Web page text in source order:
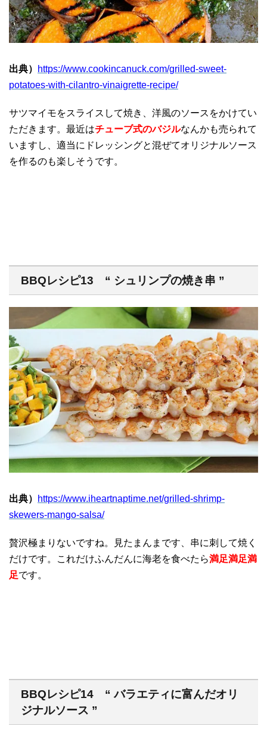
出典）
https://www.cookincanuck.com/grilled-sweet-
potatoes-with-cilantro-vinaigrette-recipe/
サツマイモをスライスして焼き、洋風のソースをかけてい
ただきます。最近はチューブ式のバジルなんかも売られて
いますし、適当にドレッシングと混ぜてオリジナルソース
を作るのも楽しそうです。
BBQレシピ13 “ シュリンプの焼き串 ”
出典）
https://www.iheartnaptime.net/grilled-shrimp-
skewers-mango-salsa/
贅沢極まりないですね。見たまんまです、串に刺して焼く
だけです。これだけふんだんに海老を食べたら満足満足満
足です。
BBQレシピ14 “ バラエティに富んだオリ
ジナルソース ”